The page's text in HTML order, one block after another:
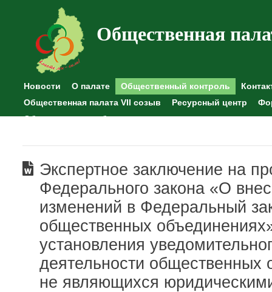
Общественная
Новости О палате Общественный контроль
Общественная палата VII созыв
Ресурсный центр
Общественные наблюдения
Экспертное заключение на
Федерального закона «О
изменений в Федеральный
общественных
установления
деятельности общественных
не являющихся